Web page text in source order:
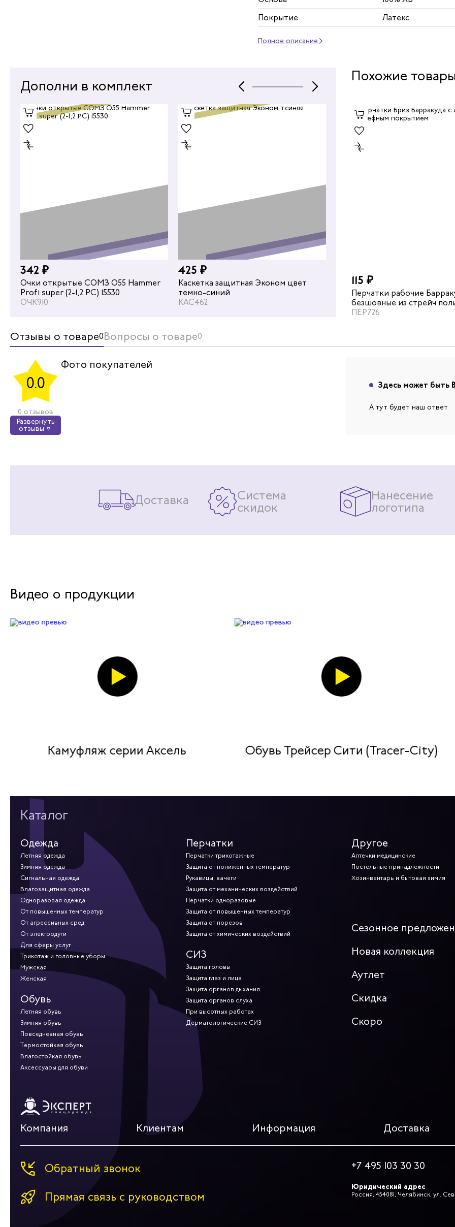
Покрытие
Латекс
Полное описание
Дополни в комплект
342 ₽
Очки открытые СОМЗ О55 Hammer
Profi super (2-1,2 PC) 15530
ОЧК910
425 ₽
Каскетка защитная Эконом цвет
темно-синий
КАС462
Крем защитный "СКС Profline"
силиконовый
КРЕ703
Похожие товары
115 ₽
Перчатки рабочие
безшовные из стрейч
частичным рельефным
ПЕР726
Отзывы о товаре0Вопросы о товаре0
0.0
0 отзывов
Развернуть
отзывы
Фото покупателей
Здесь может быть
А тут будет наш ответ
Доставка Система
скидок
Нанесение
логотипа
Видео о продукции
Камуфляж серии Аксель Обувь Трейсер Сити (Tracer-City)
Каталог
Одежда
Летняя одежда
Зимняя одежда
Сигнальная одежда
Влагозащитная одежда
Одноразовая одежда
От повышенных температур
От агрессивных сред
От электродуги
Для сферы услуг
Трикотаж и головные уборы
Мужская
Женская
Обувь
Летняя обувь
Зимняя обувь
Повседневная обувь
Термостойкая обувь
Влагостойкая обувь
Аксессуары для обуви
Перчатки
Перчатки трикотажные
Защита от пониженных температур
Рукавицы, вачеги
Защита от механических воздействий
Перчатки одноразовые
Защита от повышенных температур
Защита от порезов
Защита от химических воздействий
СИЗ
Защита головы
Защита глаз и лица
Защита органов дыхания
Защита органов слуха
При высотных работах
Дерматологические СИЗ
Другое
Аптечки медицинские
Постельные принадлежности
Хозинвентарь и бытовая химия
Сезонное
Новая коллекция
Аутлет
Скидка
Скоро
Компания Клиентам Информация Доставка
Обратный звонок
Прямая связь с руководством
+7 495 103 30 30
Юридический адрес
Россия, 454081, Челябинск, ул.